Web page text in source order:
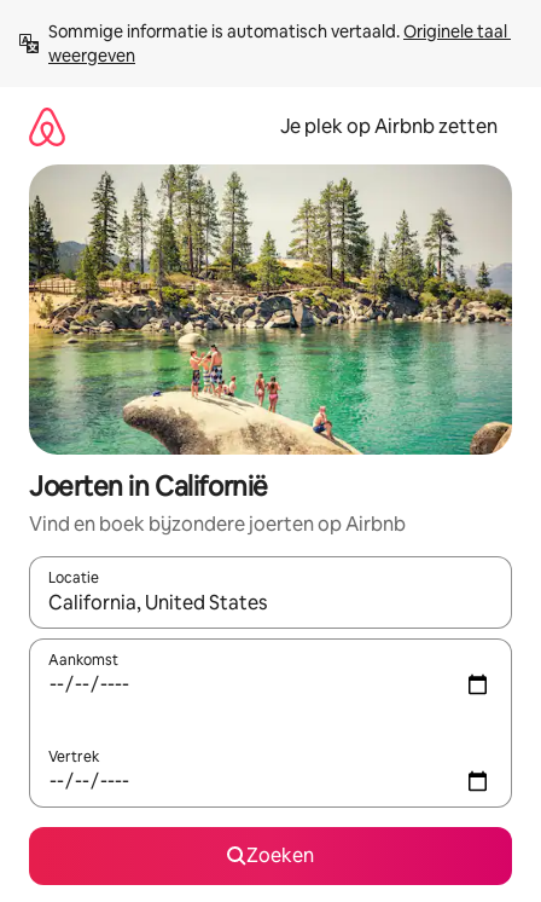
direct
naar
Sommige informatie is automatisch vertaald. Originele taal
weergeven
Je plek op Airbnb zetten
Joerten in Californië
Vind en boek bijzondere joerten op Airbnb
Locatie
Wanneer er resultaten beschikbaar zijn, maak je een keuze
Aankomst
Vertrek
Zoeken